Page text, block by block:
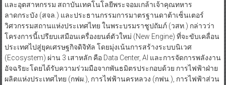
และอุตสาหกรรม สถาบันเทคโนโลยีพระจอมเกล้าเจ้าคุณทหาร
ลาดกระบัง (สจล.) และประธานกรรมการมาตรฐานดาต้าเซ็นเตอร์
วิศวกรรมสถานแห่งประเทศไทย ในพระบรมราชูปถัมภ์ (วสท.) กล่าวว่า
โครงการนี้เปรียบเสมือนเครื่องยนต์ตัวใหม่ (New Engine) ที่จะขับเคลื่อน
ประเทศไปสู่ยุคเศรษฐกิจดิจิทัล โดยมุ่งเน้นการสร้างระบบนิเวศ
(Ecosystem) ผ่าน 3 เสาหลัก คือ Data Center, AI และการจัดการพลังงาน
อัจฉริยะโดยได้รับความร่วมมือจากพันธมิตรประกอบด้วย การไฟฟ้าฝ่าย
ผลิตแห่งประเทศไทย (กฟผ.), การไฟฟ้านครหลวง (กฟน.), การไฟฟ้าส่วน